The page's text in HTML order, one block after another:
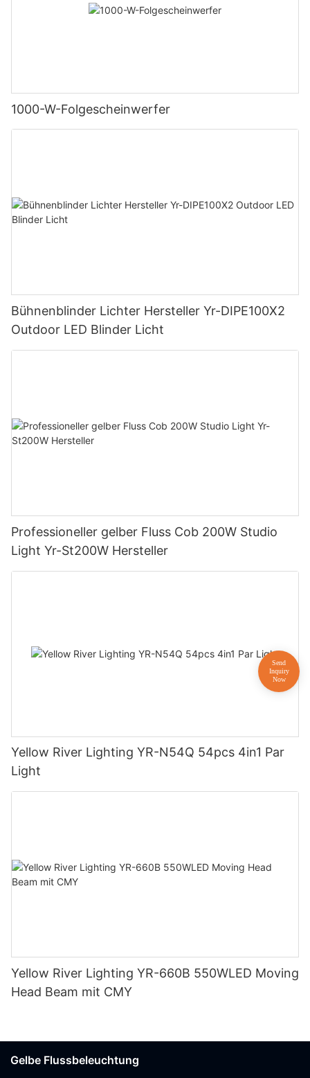
1000-W-Folgescheinwerfer
Bühnenblinder Lichter Hersteller Yr-DIPE100X2
Outdoor LED Blinder Licht
Professioneller gelber Fluss Cob 200W Studio
Light Yr-St200W Hersteller
Yellow River Lighting YR-N54Q 54pcs 4in1 Par
Light
Yellow River Lighting YR-660B 550WLED Moving
Head Beam mit CMY
Gelbe Flussbeleuchtung